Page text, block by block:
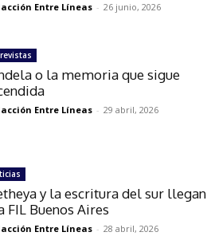
Entre Líneas - 26 junio, 2026
o la memoria que sigue
Entre Líneas - 29 abril, 2026
y la escritura del sur llegan
FIL Buenos Aires
Entre Líneas - 28 abril, 2026